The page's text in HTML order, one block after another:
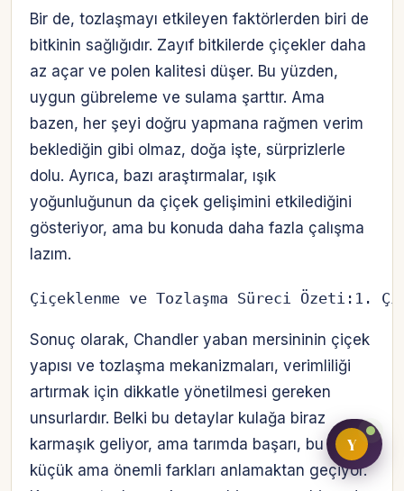
Hesabına giriş yap
Üretici / çiftçi paneli
Bir de, tozlaşmayı etkileyen faktörlerden biri de
bitkinin sağlığıdır. Zayıf bitkilerde çiçekler daha
az açar ve polen kalitesi düşer. Bu yüzden,
uygun gübreleme ve sulama şarttır. Ama
bazen, her şeyi doğru yapmana rağmen verim
beklediğin gibi olmaz, doğa işte, sürprizlerle
dolu. Ayrıca, bazı araştırmalar, ışık
yoğunluğunun da çiçek gelişimini etkilediğini
gösteriyor, ama bu konuda daha fazla çalışma
lazım.
Çiçeklenme ve Tozlaşma Süreci Özeti:1.
Sonuç olarak, Chandler yaban mersininin çiçek
yapısı ve tozlaşma mekanizmaları, verimliliği
artırmak için dikkatle yönetilmesi gereken
unsurlardır. Belki bu detaylar kulağa biraz
karmaşık geliyor, ama tarımda başarı, bu tür
küçük ama önemli farkları anlamaktan geçiyor.
Y